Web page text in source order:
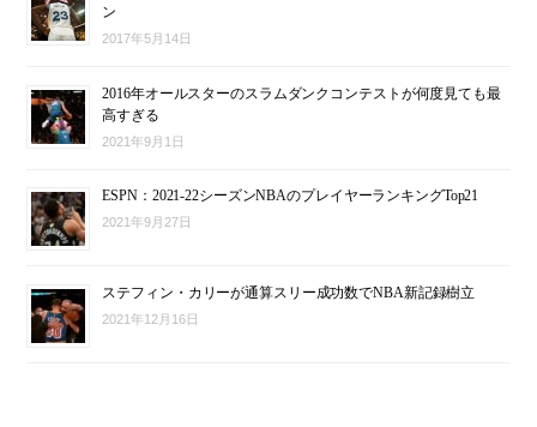
ン
2017年5月14日
2016年オールスターのスラムダンクコンテストが何度見ても最
高すぎる
2021年9月1日
ESPN：2021-22シーズンNBAのプレイヤーランキングTop21
2021年9月27日
ステフィン・カリーが通算スリー成功数でNBA新記録樹立
2021年12月16日